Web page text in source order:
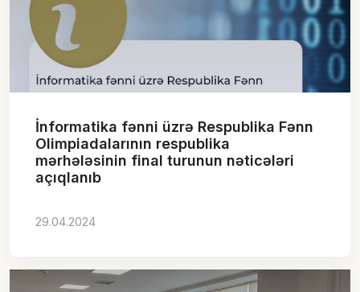
İnformatika fənni üzrə Respublika Fənn
Olimpiadalarının respublika
mərhələsinin final turunun nəticələri
açıqlanıb
29.04.2024